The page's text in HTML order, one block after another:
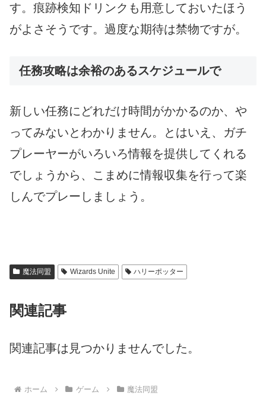
す。痕跡検知ドリンクも用意しておいたほう
がよさそうです。過度な期待は禁物ですが。
任務攻略は余裕のあるスケジュールで
新しい任務にどれだけ時間がかかるのか、や
ってみないとわかりません。とはいえ、ガチ
プレーヤーがいろいろ情報を提供してくれる
でしょうから、こまめに情報収集を行って楽
しんでプレーしましょう。
魔法同盟 Wizards Unite ハリーポッター
関連記事
関連記事は見つかりませんでした。
ホーム ゲーム 魔法同盟